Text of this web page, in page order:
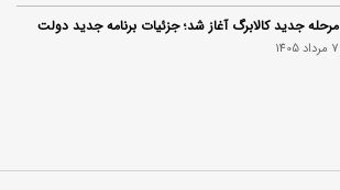
مرحله جدید کالابرگ آغاز شد؛ جزئیات برنامه جدید دولت
7 مرداد 1405